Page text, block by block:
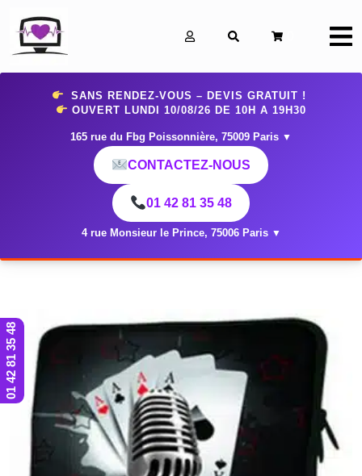
SANS RENDEZ-VOUS – DEVIS GRATUIT !
OUVERT LUNDI 10/08/26 DE 10H A 19H30
165 rue du Fbg Poissonnière, 75009 Paris ▼
CONTACTEZ-NOUS
01 42 81 35 48
4 rue Monsieur le Prince, 75006 Paris ▼
01 42 81 35 48